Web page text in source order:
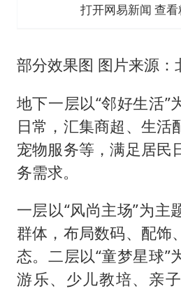
打开网易新闻 查
部分效果图 图片来源：
地下一层以“邻好生活”
日常，汇集商超、生活
宠物服务等，满足居民
务需求。
一层以“风尚主场”为主
群体，布局数码、配饰
态。二层以“童梦星球”
游乐、少儿教培、亲